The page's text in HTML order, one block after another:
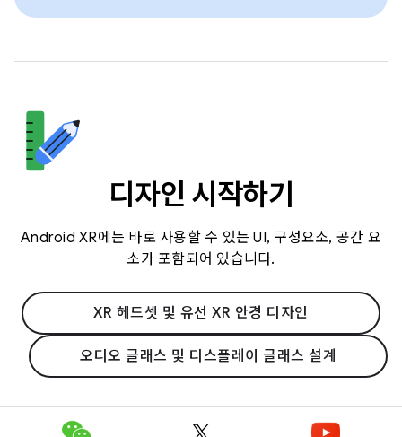
디자인 시작하기
Android XR에는 바로 사용할 수 있는 UI, 구성요소, 공간 요
소가 포함되어 있습니다.
XR 헤드셋 및 유선 XR 안경 디자인
오디오 글래스 및 디스플레이 글래스 설계